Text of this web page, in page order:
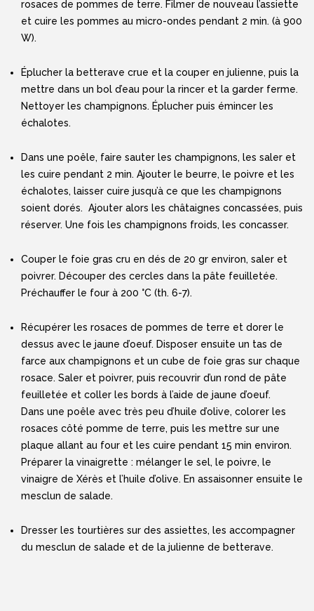
rosaces de pommes de terre. Filmer de nouveau l’assiette
et cuire les pommes au micro-ondes pendant 2 min. (à 900
W).
Éplucher la betterave crue et la couper en julienne, puis la
mettre dans un bol d’eau pour la rincer et la garder ferme.
Nettoyer les champignons. Éplucher puis émincer les
échalotes.
Dans une poêle, faire sauter les champignons, les saler et
les cuire pendant 2 min. Ajouter le beurre, le poivre et les
échalotes, laisser cuire jusqu’à ce que les champignons
soient dorés. Ajouter alors les châtaignes concassées, puis
réserver. Une fois les champignons froids, les concasser.
Couper le foie gras cru en dés de 20 gr environ, saler et
poivrer. Découper des cercles dans la pâte feuilletée.
Préchauffer le four à 200 °C (th. 6-7).
Récupérer les rosaces de pommes de terre et dorer le
dessus avec le jaune d’oeuf. Disposer ensuite un tas de
farce aux champignons et un cube de foie gras sur chaque
rosace. Saler et poivrer, puis recouvrir d’un rond de pâte
feuilletée et coller les bords à l’aide de jaune d’oeuf.
Dans une poêle avec très peu d’huile d’olive, colorer les
rosaces côté pomme de terre, puis les mettre sur une
plaque allant au four et les cuire pendant 15 min environ.
Préparer la vinaigrette : mélanger le sel, le poivre, le
vinaigre de Xérès et l’huile d’olive. En assaisonner ensuite le
mesclun de salade.
Dresser les tourtières sur des assiettes, les accompagner
du mesclun de salade et de la julienne de betterave.